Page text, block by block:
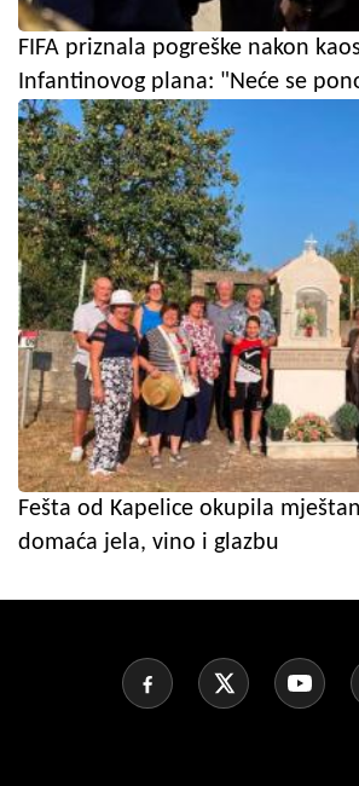
FIFA priznala pogreške nakon
Infantinovog plana: "Neće se
Fešta od Kapelice okupila
domaća jela, vino i glazbu